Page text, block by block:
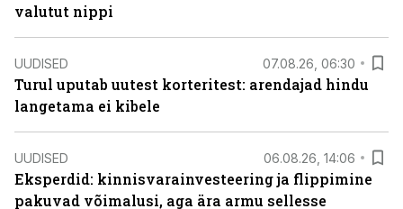
valutut nippi
UUDISED 07.08.26, 06:30
Turul uputab uutest korteritest: arendajad hindu
langetama ei kibele
UUDISED 06.08.26, 14:06
Eksperdid: kinnisvarainvesteering ja flippimine
pakuvad võimalusi, aga ära armu sellesse